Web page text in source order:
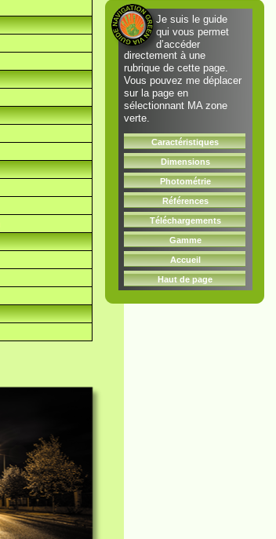
Je suis le guide
qui vous permet
d’accéder
directement à une
rubrique de cette page.
Vous pouvez me déplacer
sur la page en
sélectionnant MA zone
verte.
Caractéristiques
Dimensions
Photométrie
Références
Téléchargements
Gamme
Accueil
Haut de page